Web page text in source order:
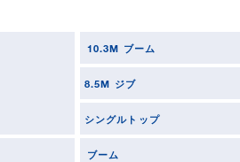
10.3M ブーム
8.5M ジブ
シングルトップ
ブーム